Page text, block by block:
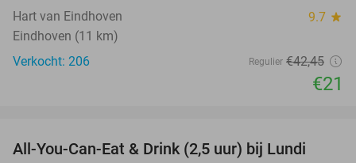
Hart van Eindhoven 9.7 star
Eindhoven (11 km)
Verkocht: 206
Regulier €42,45
€21
All-You-Can-Eat & Drink (2,5 uur) bij Lundi